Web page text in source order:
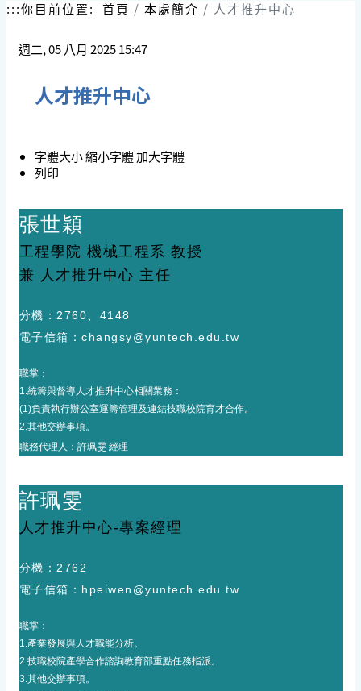
跳:::你目前位置: 首頁 本處簡介 人才推升中心
週二, 05 八月 2025 15:47
人才推升中心
字體大小縮小字體加大字體
列印
張世穎
工程學院 機械工程系 教授
兼 人才推升中心 主任
分機： 2760、4148
電子信箱 ： changsy@yuntech.edu.tw
職掌：
1.統籌與督導人才推升中心相關業務：
(1)負責執行辦公室運籌管理及連結技職校院育才合作。
2.其他交辦事項。
職務代理人： 許珮雯 經理
許珮雯
人才推升中心-專案經理
分機： 2762
電子信箱 ： hpeiwen@yuntech.edu.tw
職掌：
1.產業發展與人才職能分析。
2.技職校院產學合作諮詢教育部重點任務指派。
3.其他交辦事項。